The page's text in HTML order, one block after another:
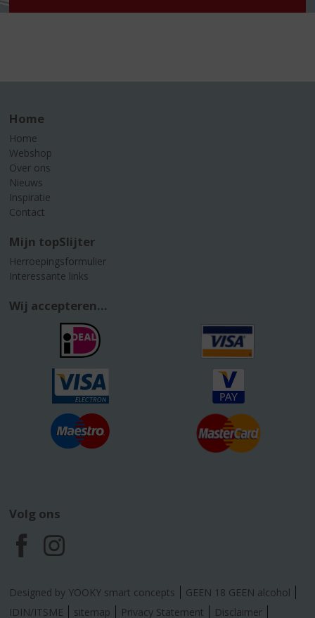
Home
Home
Webshop
Over ons
Nieuws
Inspiratie
Contact
Mijn topSlijter
Herroepingsformulier
Interessante links
Wij accepteren...
Volg ons
F
a
I
n
Designed by YOOKY smart concepts
GEEN 18 GEEN alcohol
IDIN/ITSME
sitemap Privacy Statement Disclaimer